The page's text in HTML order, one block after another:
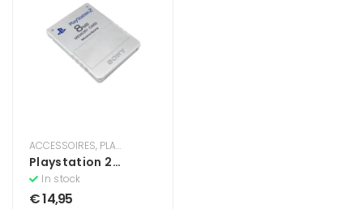
ACCESSOIRES, PLAYSTATION
Playstation 2
Geheugenkaart 8MB
– Zilver
In stock
€14,95